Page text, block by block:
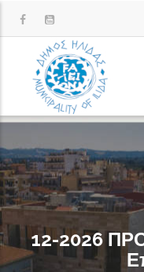
προς
περιεχόμενο
12-2026